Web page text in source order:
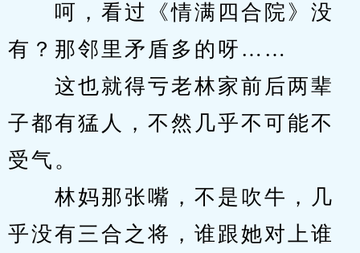
呵，看过《情满四合院》没
有？那邻里矛盾多的呀……
这也就得亏老林家前后两辈
子都有猛人，不然几乎不可能不
受气。
林妈那张嘴，不是吹牛，几
乎没有三合之将，谁跟她对上谁